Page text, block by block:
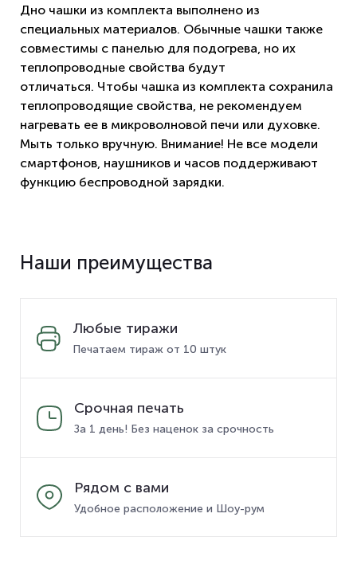
Дно чашки из комплекта выполнено из
специальных материалов. Обычные чашки также
совместимы с панелью для подогрева, но их
теплопроводные свойства будут
отличаться. Чтобы чашка из комплекта сохранила
теплопроводящие свойства, не рекомендуем
нагревать ее в микроволновой печи или духовке.
Мыть только вручную. Внимание! Не все модели
смартфонов, наушников и часов поддерживают
функцию беспроводной зарядки.
Наши преимущества
Любые тиражи
Печатаем тираж от 10 штук
Срочная печать
За 1 день! Без наценок за срочность
Рядом с вами
Удобное расположение и Шоу-рум